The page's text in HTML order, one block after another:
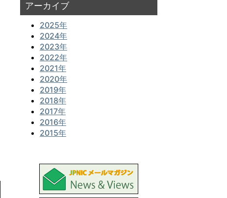
アーカイブ
2025年
2024年
2023年
2022年
2021年
2020年
2019年
2018年
2017年
2016年
2015年